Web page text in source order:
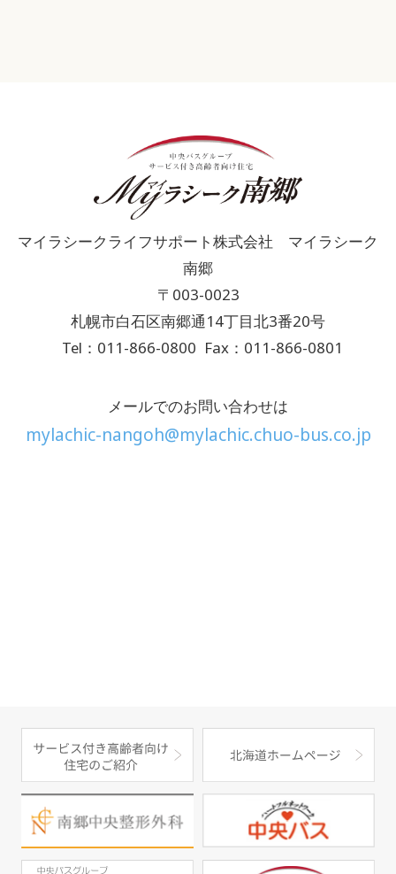
マイラシークライフサポート株式会社 マイラシーク
南郷
〒003-0023
札幌市白石区南郷通14丁目北3番20号
Tel：011-866-0800 Fax：011-866-0801
メールでのお問い合わせは
mylachic-nangoh@mylachic.chuo-bus.co.jp